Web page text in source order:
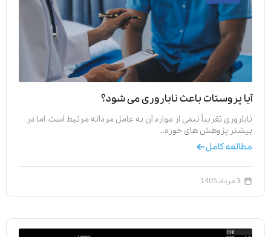
آیا پروستات باعث ناباروری می‌ شود؟
ناباروری تقریباً نیمی از موارد آن به عامل مردانه مرتبط است، اما در
بیشتر پژوهش‌ های حوزه…
مطالعه کامل
3 مرداد 1405